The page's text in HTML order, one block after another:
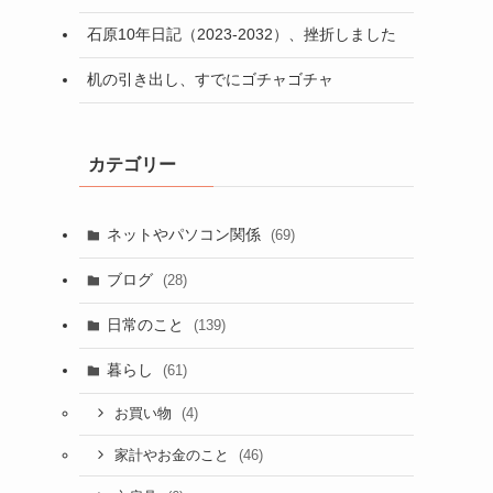
石原10年日記（2023-2032）、挫折しました
机の引き出し、すでにゴチャゴチャ
カテゴリー
ネットやパソコン関係 (69)
ブログ (28)
日常のこと (139)
暮らし (61)
お買い物 (4)
家計やお金のこと (46)